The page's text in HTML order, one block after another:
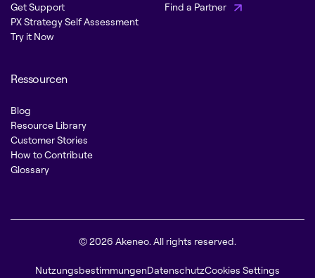
Get Support
PX Strategy Self Assessment
Try it Now
Find a Partner
Ressourcen
Blog
Resource Library
Customer Stories
How to Contribute
Glossary
© 2026 Akeneo. All rights reserved.
NutzungsbestimmungenDatenschutzCookies Settings